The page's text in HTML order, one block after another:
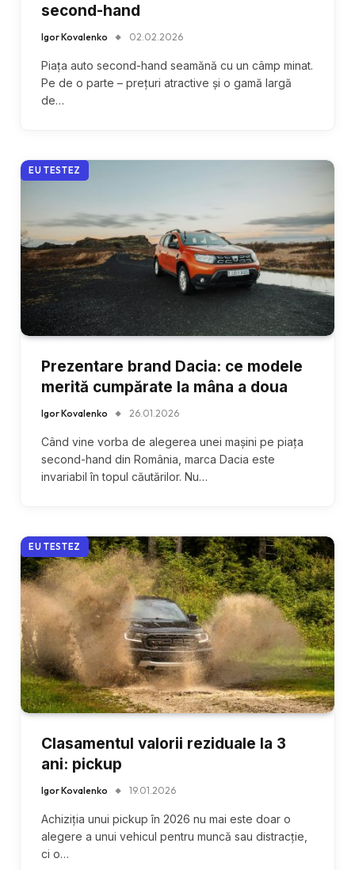
second-hand
Igor Kovalenko 02.02.2026
Piața auto second-hand seamănă cu un câmp minat.
Pe de o parte – prețuri atractive și o gamă largă
de…
EU TESTEZ
Prezentare brand Dacia: ce modele
merită cumpărate la mâna a doua
Igor Kovalenko 26.01.2026
Când vine vorba de alegerea unei mașini pe piața
second-hand din România, marca Dacia este
invariabil în topul căutărilor. Nu…
EU TESTEZ
Clasamentul valorii reziduale la 3
ani: pickup
Igor Kovalenko 19.01.2026
Achiziția unui pickup în 2026 nu mai este doar o
alegere a unui vehicul pentru muncă sau distracție,
ci o…